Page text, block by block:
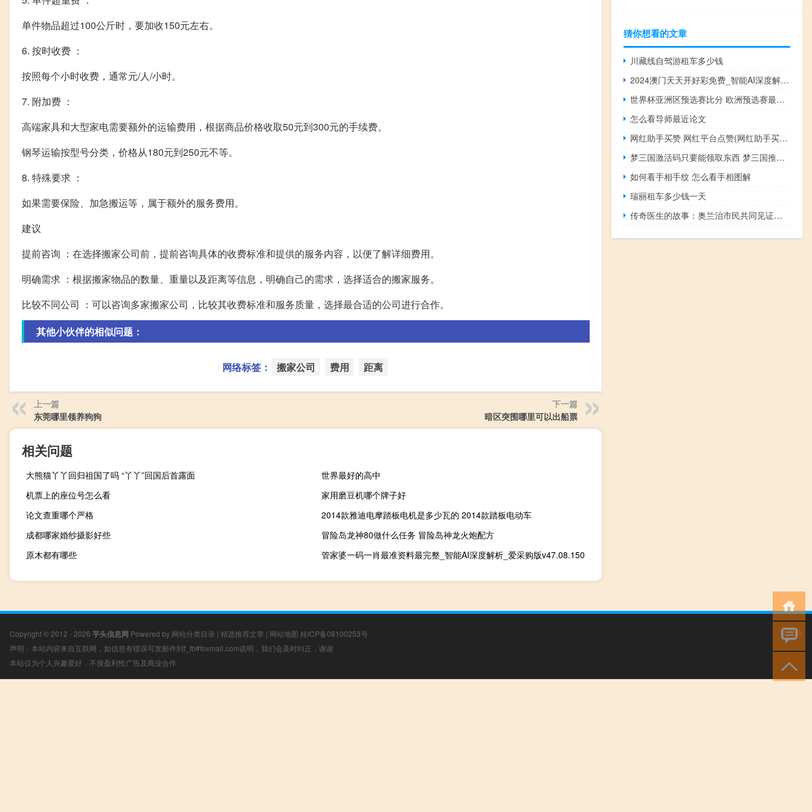
单件物品超过100公斤时，要加收150元左右。
6. 按时收费 ：
按照每个小时收费，通常元/人/小时。
7. 附加费 ：
高端家具和大型家电需要额外的运输费用，根据商品价格收取50元到300元的手续费。
钢琴运输按型号分类，价格从180元到250元不等。
8. 特殊要求 ：
如果需要保险、加急搬运等，属于额外的服务费用。
建议
提前咨询 ：在选择搬家公司前，提前咨询具体的收费标准和提供的服务内容，以便了解详细费用。
明确需求 ：根据搬家物品的数量、重量以及距离等信息，明确自己的需求，选择适合的搬家服务。
比较不同公司 ：可以咨询多家搬家公司，比较其收费标准和服务质量，选择最合适的公司进行合作。
其他小伙伴的相似问题：
网络标签： 搬家公司 费用 距离
上一篇
东莞哪里领养狗狗
下一篇
暗区突围哪里可以出船票
相关问题
大熊猫丫丫回归祖国了吗 “丫丫”回国后首露面
世界最好的高中
机票上的座位号怎么看
家用磨豆机哪个牌子好
论文查重哪个严格
2014款雅迪电摩踏板电机是多少瓦的 2014款踏板电动车
成都哪家婚纱摄影好些
冒险岛龙神80做什么任务 冒险岛神龙火炮配方
原木都有哪些
管家婆一码一肖最准资料最完整_智能AI深度解析_爱采购版v47.08.150
猜你想看的文章
川藏线自驾游租车多少钱
2024澳门天天开好彩免费_智能AI深度解析_爱采购版v47.08.188
世界杯亚洲区预选赛比分 欧洲预选赛最新比分
怎么看导师最近论文
网红助手买赞 网红平台点赞(网红助手买赞 网红平台点赞有佣金吗)
梦三国激活码只要能领取东西 梦三国推广码免费领取
如何看手相手纹 怎么看手相图解
瑞丽租车多少钱一天
传奇医生的故事：奥兰治市民共同见证的激动时刻
Copyright © 2012 - 2026 芋头信息网 Powered by 网站分类目录 | 精选推荐文章 | 网站地图 桂ICP备08100253号
声明：本站内容来自互联网，如信息有错误可发邮件到f_fb#foxmail.com说明，我们会及时纠正，谢谢
本站仅为个人兴趣爱好，不接盈利性广告及商业合作
小男孩